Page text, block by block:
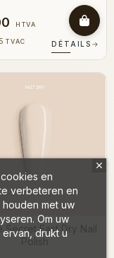
HTVA
TVAC DÉTAILS →
Secret Fast Dry Nail
Polish
en
verbeteren en
met uw
Om uw
drukt u